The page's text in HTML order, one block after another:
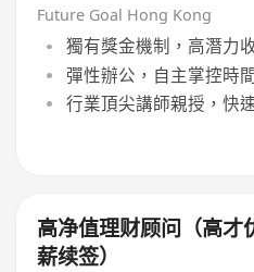
Future Goal Hong Kong
獨有獎金機制，高潛力
彈性辦公，自主掌控時
行業頂尖講師親授，快
高净值理财顾问（高才
薪续签）